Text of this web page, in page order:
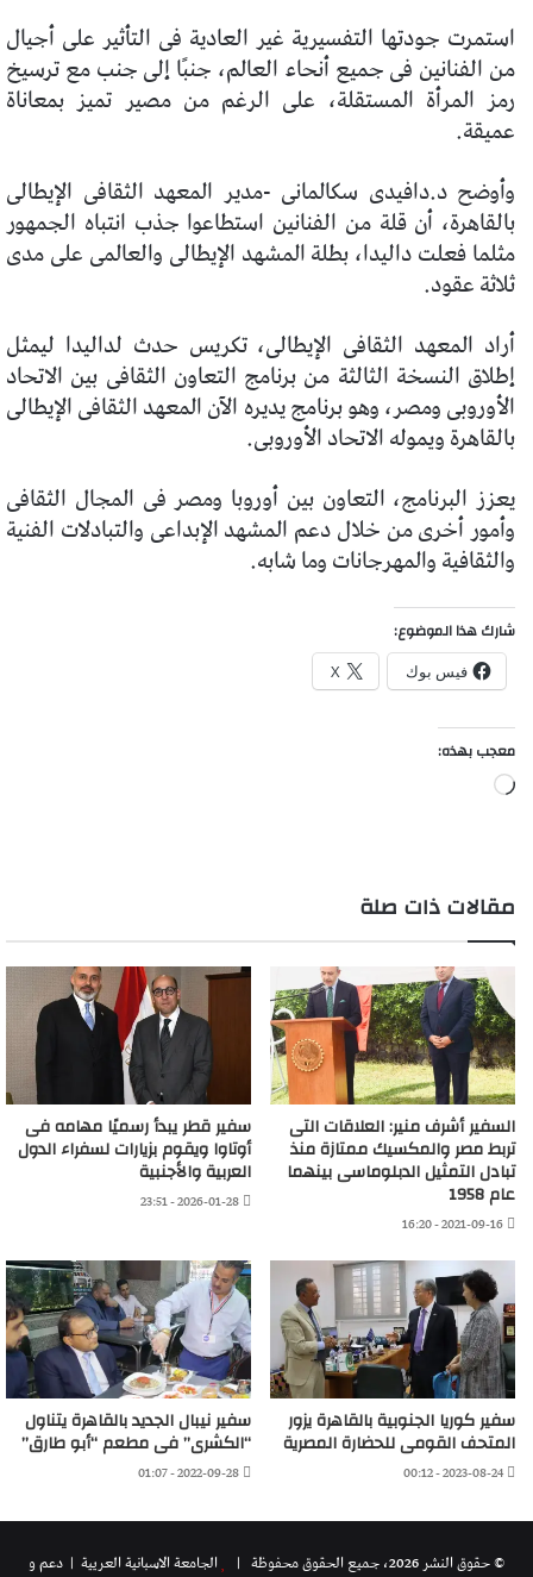
استمرت جودتها التفسيرية غير العادية فى التأثير على أجيال
من الفنانين فى جميع أنحاء العالم، جنبًا إلى جنب مع ترسيخ
رمز المرأة المستقلة، على الرغم من مصير تميز بمعاناة
عميقة.
وأوضح د.دافيدى سكالمانى -مدير المعهد الثقافى الإيطالى
بالقاهرة، أن قلة من الفنانين استطاعوا جذب انتباه الجمهور
مثلما فعلت داليدا، بطلة المشهد الإيطالى والعالمى على مدى
ثلاثة عقود.
أراد المعهد الثقافى الإيطالى، تكريس حدث لداليدا ليمثل
إطلاق النسخة الثالثة من برنامج التعاون الثقافى بين الاتحاد
الأوروبى ومصر، وهو برنامج يديره الآن المعهد الثقافى الإيطالى
بالقاهرة ويموله الاتحاد الأوروبى.
يعزز البرنامج، التعاون بين أوروبا ومصر فى المجال الثقافى
وأمور أخرى من خلال دعم المشهد الإبداعى والتبادلات الفنية
والثقافية والمهرجانات وما شابه.
شارك هذا الموضوع:
فيس بوك X
معجب بهذه:
جاري
مقالات ذات صلة
السفير أشرف منير: العلاقات التى
تربط مصر والمكسيك ممتازة منذ
تبادل التمثيل الدبلوماسى بينهما
عام 1958
2021-09-16 - 16:20
سفير قطر يبدأ رسميًا مهامه فى
أوتاوا ويقوم بزيارات لسفراء الدول
العربية والأجنبية
2026-01-28 - 23:51
سفير كوريا الجنوبية بالقاهرة يزور
المتحف القومى للحضارة المصرية
2023-08-24 - 00:12
سفير نيبال الجديد بالقاهرة يتناول
“الكشرى” فى مطعم “أبو طارق”
2022-09-28 - 01:07
© حقوق النشر 2026، جميع الحقوق محفوظة | الجامعة الاسبانية العريية | دعم و